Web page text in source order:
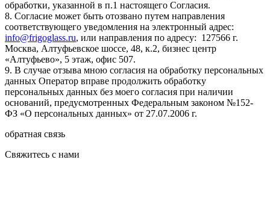
обработки, указанной в п.1 настоящего Согласия.
8. Согласие может быть отозвано путем направления
соответствующего уведомления на электронный адрес:
info@frigoglass.ru, или направления по адресу: 127566 г.
Москва, Алтуфьевское шоссе, 48, к.2, бизнес центр
«Алтуфьево», 5 этаж, офис 507.
9. В случае отзыва мною согласия на обработку персональных
данных Оператор вправе продолжить обработку
персональных данных без моего согласия при наличии
оснований, предусмотренных Федеральным законом №152-
ФЗ «О персональных данных» от 27.07.2006 г.
обратная связь
Свяжитесь с нами